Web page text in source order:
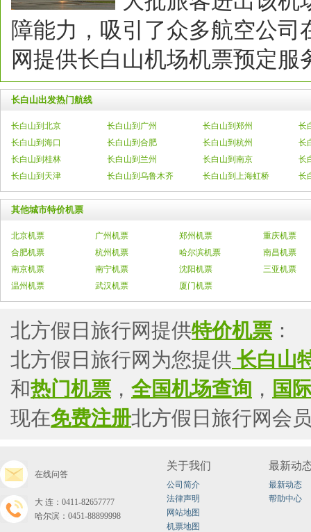
障能力，吸引了众多航空公
网提供长白山机场机票预定服
长白山出发热门航线
长白山到北京 长白山到广州 长白山到郑州
长
长白山到海口
长白山到合肥 长白山到杭州
长
长白山到桂林
长白山到兰州 长白山到南京
长
长白山到天津
长白山到乌鲁木齐 长白山到上海虹桥 长
其他城市特价机票
北京机票 广州机票 郑州机票
重庆机票
合肥机票
杭州机票 哈尔滨机票
南昌机票
南京机票
南宁机票 沈阳机票
三亚机票
温州机票
武汉机票 厦门机票
北方假日旅行网提供特价机票 ：
北方假日旅行网为您提供 长白山
和热门机票 ， 全国机场查询 ， 国
现在免费注册北方假日旅行网会
在线问答
大连：0411-82657777
哈尔滨：0451-88899998
关于我们
公司简介
法律声明
网站地图
机票地图
最新动
最新动态
帮助中心